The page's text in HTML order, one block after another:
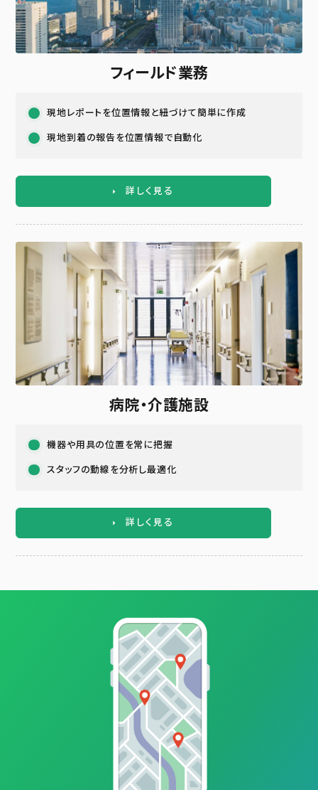
フィールド業務
現地レポートを位置情報と紐づけて簡単に作成
現地到着の報告を位置情報で自動化
詳しく見る
病院・介護施設
機器や用具の位置を常に把握
スタッフの動線を分析し最適化
詳しく見る